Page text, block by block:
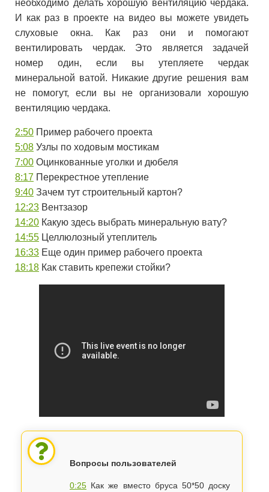
необходимо делать хорошую вентиляцию чердака.
И как раз в проекте на видео вы можете увидеть
слуховые окна. Как раз они и помогают
вентилировать чердак. Это является задачей
номер один, если вы утепляете чердак
минеральной ватой. Никакие другие решения вам
не помогут, если вы не организовали хорошую
вентиляцию чердака.
2:50 Пример рабочего проекта
5:08 Узлы по ходовым мостикам
7:00 Оцинкованные уголки и дюбеля
8:17 Перекрестное утепление
9:40 Зачем тут строительный картон?
12:23 Вентзазор
14:20 Какую здесь выбрать минеральную вату?
14:55 Целлюлозный утеплитель
16:33 Еще один пример рабочего проекта
18:18 Как ставить крепежи стойки?
Вопросы пользователей
0:25 ​Как же вместо бруса 50*50 доску